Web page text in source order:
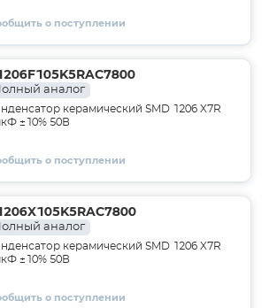
о поступлении
аналог
керамический SMD 1206 X7R
±10% 50В
о поступлении
аналог
керамический SMD 1206 X7R
±10% 50В
о поступлении